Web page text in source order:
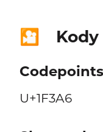
🎦
Codepoints
U+1F3A6